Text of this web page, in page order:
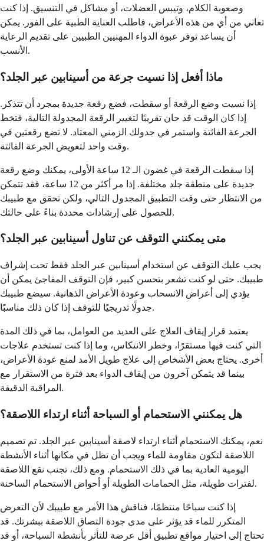
وصعوبة الكلام، وتيبس العضلات، أو مشاكل في التنسيق. إذا كنت
تعاني من أي من هذه الأعراض، فاطلب العناية الطبية على الفور. يمكن
أن يساعد توفر عبوة الدواء المهنيين الطبيين على تقديم الرعاية
الأنسب.
ماذا أفعل إذا نسيت جرعة من أسينابين عبر الجلد؟
إذا نسيت وضع الرقعة أو سقطت، فضع رقعة جديدة بمجرد أن تتذكر.
إذا كان الوقت قد حان تقريبًا لتغيير الرقعة المجدولة التالية، فتخط
الجرعة الفائتة واستمر في جدولك الزمني المعتاد. لا تضع رقعتين في
وقت واحد لتعويض الجرعة الفائتة.
إذا سقطت الرقعة في غضون الـ 12 ساعة الأولى، يمكنك وضع رقعة
جديدة على منطقة جلد مختلفة. إذا مر أكثر من 12 ساعة، فقد تتمكن
من الانتظار حتى وقت التطبيق المجدول التالي، ولكن تحقق مع طبيبك
للحصول على إرشادات محددة بناءً على حالتك.
متى يمكنني التوقف عن تناول أسينابين عبر الجلد؟
يجب عليك التوقف عن استخدام أسينابين عبر الجلد فقط تحت إشراف
طبيبك. حتى لو كنت تشعر بتحسن كبير، فإن التوقف المفاجئ يمكن أن
يؤدي إلى أعراض الانسحاب وعودة الأعراض الذهانية. سيضع طبيبك
جدولًا تدريجيًا للتوقف إذا كان ذلك مناسبًا.
يعتمد قرار إيقاف العلاج على العديد من العوامل، بما في ذلك المدة
التي كنت فيها مستقرًا، وخطر الانتكاس، وما إذا كنت تستخدم علاجات
أخرى. يحتاج بعض الأشخاص إلى علاج طويل الأمد لمنع عودة الأعراض،
بينما قد يتمكن آخرون من إيقاف الدواء بعد فترة من الاستقرار مع
المراقبة الدقيقة.
هل يمكنني الاستحمام أو السباحة أثناء ارتداء اللاصقة؟
نعم، يمكنك الاستحمام أثناء ارتداء لاصقة أسينابين عبر الجلد. تم تصميم
اللاصقة لتكون مقاومة للماء ويجب أن تظل في مكانها أثناء الأنشطة
اليومية العادية بما في ذلك الاستحمام. ومع ذلك، تجنب نقع اللاصقة
لفترات طويلة، مثل الحمامات الطويلة أو أحواض الاستحمام الساخنة.
إذا كنت سباحًا منتظمًا، فناقش هذا الأمر مع طبيبك لأن التعرض
المتكرر للماء قد يؤثر على مدى جودة التصاق اللاصقة ببشرتك. قد
تحتاج إلى اختيار مواقع تطبيق أقل عرضة للتأثر بأنشطة السباحة، أو قد